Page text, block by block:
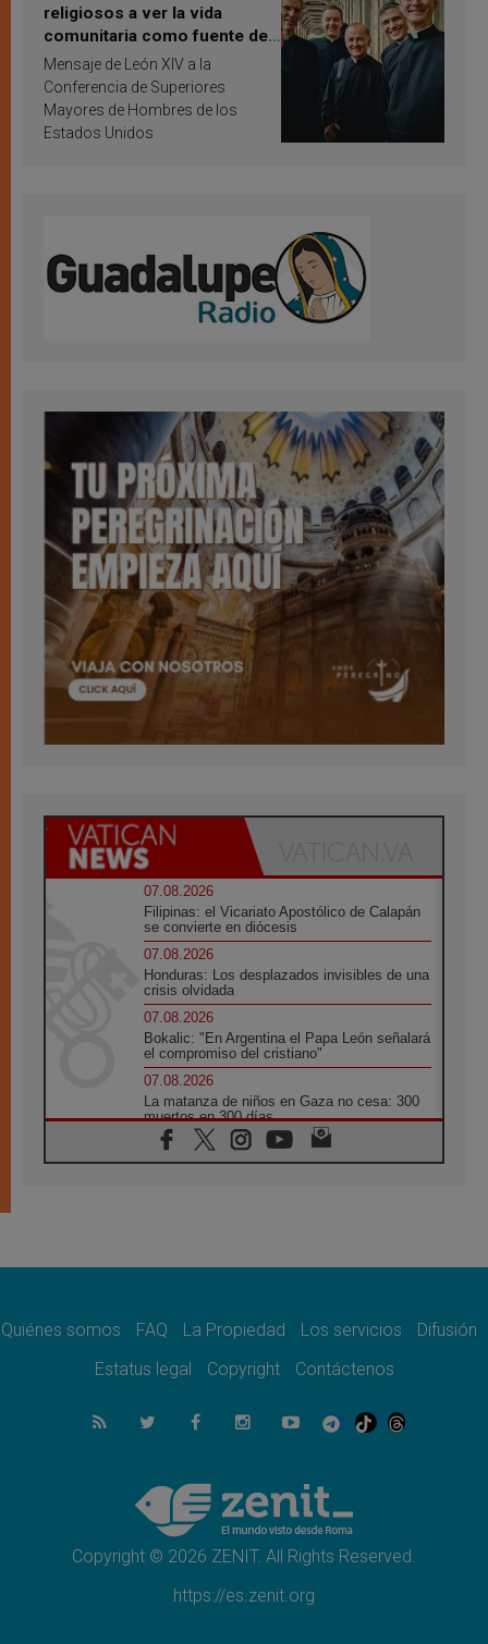
religiosos a ver la vida
comunitaria como fuente de
inspiración y santificación
Mensaje de León XIV a la
Conferencia de Superiores
Mayores de Hombres de los
Estados Unidos
07.08.2026
Filipinas: el Vicariato Apostólico de Calapán
se convierte en diócesis
07.08.2026
Honduras: Los desplazados invisibles de una
crisis olvidada
07.08.2026
Bokalic: "En Argentina el Papa León señalará
el compromiso del cristiano"
07.08.2026
La matanza de niños en Gaza no cesa: 300
muertos en 300 días
07.08.2026
Tagle: La guerra desfigura el mundo, solo la
como misión al servicio del Evangelio
SIGNIS 2026, dar voz a las religiosas en el
07.08.2026
Lanzan un proyecto de empoderamiento
Programa oficial del Viaje Apostólico del
Papa León XIV a Francia
Quiénes somos FAQ La Propiedad Los servicios
Difusión
Estatus legal
Copyright Contáctenos
Copyright © 2026 ZENIT. All Rights Reserved.
https://es.zenit.org